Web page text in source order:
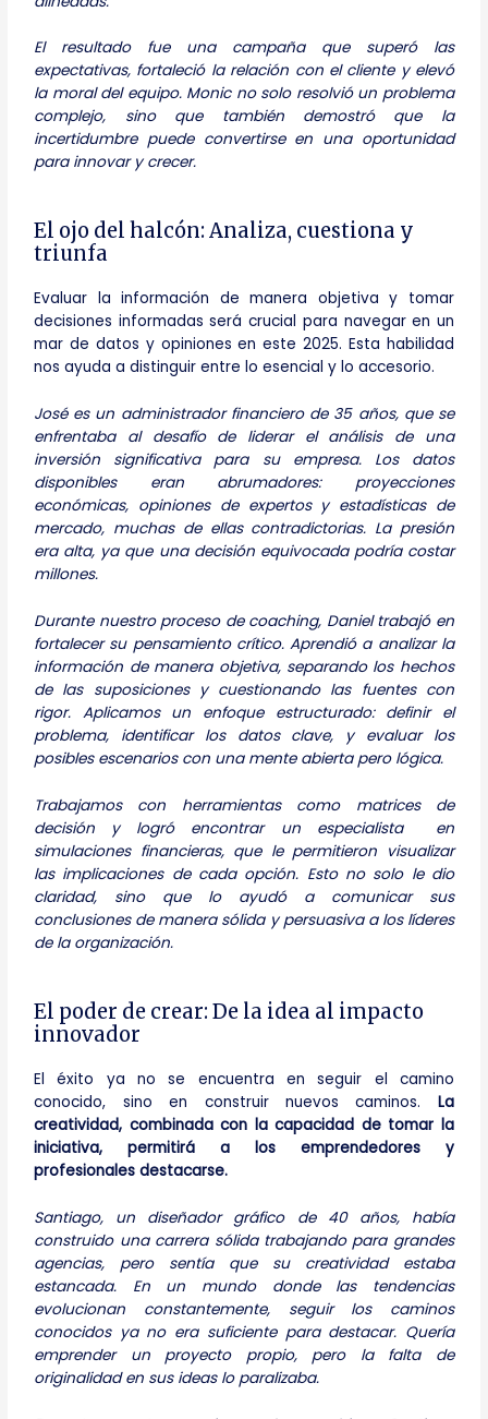
El resultado fue una campaña que superó las
expectativas, fortaleció la relación con el cliente y elevó
la moral del equipo. Monic no solo resolvió un problema
complejo, sino que también demostró que la
incertidumbre puede convertirse en una oportunidad
para innovar y crecer.
El ojo del halcón: Analiza, cuestiona y
triunfa
Evaluar la información de manera objetiva y tomar
decisiones informadas será crucial para navegar en un
mar de datos y opiniones en este 2025. Esta habilidad
nos ayuda a distinguir entre lo esencial y lo accesorio.
José es un administrador financiero de 35 años, que se
enfrentaba al desafío de liderar el análisis de una
inversión significativa para su empresa. Los datos
disponibles eran abrumadores: proyecciones
económicas, opiniones de expertos y estadísticas de
mercado, muchas de ellas contradictorias. La presión
era alta, ya que una decisión equivocada podría costar
millones.
Durante nuestro proceso de coaching, Daniel trabajó en
fortalecer su pensamiento crítico. Aprendió a analizar la
información de manera objetiva, separando los hechos
de las suposiciones y cuestionando las fuentes con
rigor. Aplicamos un enfoque estructurado: definir el
problema, identificar los datos clave, y evaluar los
posibles escenarios con una mente abierta pero lógica.
Trabajamos con herramientas como matrices de
decisión y logró encontrar un especialista en
simulaciones financieras, que le permitieron visualizar
las implicaciones de cada opción. Esto no solo le dio
claridad, sino que lo ayudó a comunicar sus
conclusiones de manera sólida y persuasiva a los líderes
de la organización.
El poder de crear: De la idea al impacto
innovador
El éxito ya no se encuentra en seguir el camino
conocido, sino en construir nuevos caminos. La
creatividad, combinada con la capacidad de tomar la
iniciativa, permitirá a los emprendedores y
profesionales destacarse.
Santiago, un diseñador gráfico de 40 años, había
construido una carrera sólida trabajando para grandes
agencias, pero sentía que su creatividad estaba
estancada. En un mundo donde las tendencias
evolucionan constantemente, seguir los caminos
conocidos ya no era suficiente para destacar. Quería
emprender un proyecto propio, pero la falta de
originalidad en sus ideas lo paralizaba.